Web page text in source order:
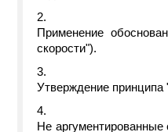
Применение
скорости").
Утверждение
Не